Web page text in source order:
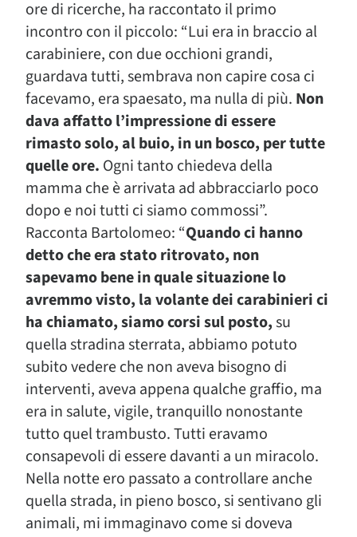
ore di ricerche, ha raccontato il primo
incontro con il piccolo: “Lui era in braccio al
carabiniere, con due occhioni grandi,
guardava tutti, sembrava non capire cosa ci
facevamo, era spaesato, ma nulla di più. Non
dava affatto l’impressione di essere
rimasto solo, al buio, in un bosco, per tutte
quelle ore. Ogni tanto chiedeva della
mamma che è arrivata ad abbracciarlo poco
dopo e noi tutti ci siamo commossi”.
Racconta Bartolomeo: “Quando ci hanno
detto che era stato ritrovato, non
sapevamo bene in quale situazione lo
avremmo visto, la volante dei carabinieri ci
ha chiamato, siamo corsi sul posto,su
quella stradina sterrata, abbiamo potuto
subito vedere che non aveva bisogno di
interventi, aveva appena qualche graffio, ma
era in salute, vigile, tranquillo nonostante
tutto quel trambusto. Tutti eravamo
consapevoli di essere davanti a un miracolo.
Nella notte ero passato a controllare anche
quella strada, in pieno bosco, si sentivano gli
animali, mi immaginavo come si doveva